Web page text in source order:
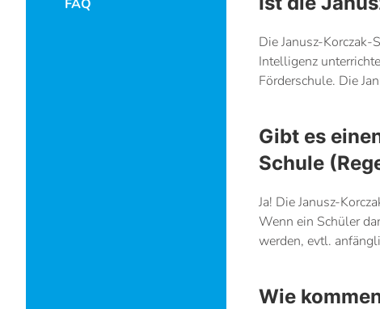
FAQ
Die Janusz-
Intelligenz
Förderschule. Die
Gibt es
Schule
Ja! Die Janusz-
Wenn ein Schüler
werden, evtl.
Wie